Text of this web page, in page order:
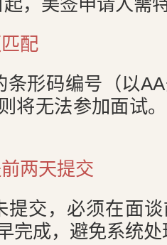
，美签申请人需
配
条形码编号（以
将无法参加面试
两天提交
提交，必须在面
完成，避免系统